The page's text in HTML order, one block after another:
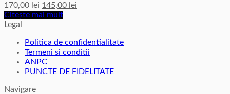
170,00lei Prețul
inițial
170,00 lei.
145,00 lei
Citește mai mult
Legal
Politica de confidentialitate
Termeni si conditii
ANPC
PUNCTE DE FIDELITATE
Navigare